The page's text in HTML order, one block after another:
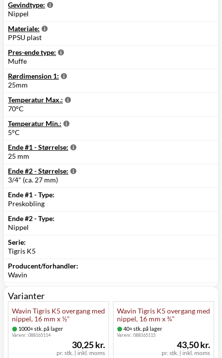
Gevindtype:
Nippel
Materiale:
PPSU plast
Pres-ende type:
Muffe
Rørdimension 1:
25mm
Temperatur Max.:
70°C
Temperatur Min.:
5°C
Ende #1 - Størrelse:
25 mm
Ende #2 - Størrelse:
3/4" (ca. 27 mm)
Ende #1 - Type:
Preskobling
Ende #2 - Type:
Nippel
Serie:
Tigris K5
Producent/forhandler:
Wavin
Varianter
Wavin Tigris K5 overgang med
nippel, 16 mm x ½"
1000+ stk. på lager
Varenr.:088165114
pr. stk. | inkl. moms
30,25 kr.
Wavin Tigris K5 overgang med
nippel, 16 mm x ¾"
40+ stk. på lager
Varenr.:088165115
pr. stk. | inkl. moms
43,50 kr.